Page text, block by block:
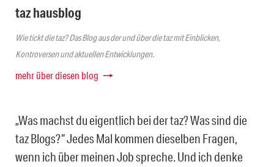
taz hausblog
Wie tickt die taz? Das Blog aus der und über die taz mit Einblicken,
Kontroversen und aktuellen Entwicklungen.
mehr über diesen blog
„Was machst du eigentlich bei der taz? Was sind die
taz Blogs?“ Jedes Mal kommen dieselben Fragen,
wenn ich über meinen Job spreche. Und ich denke